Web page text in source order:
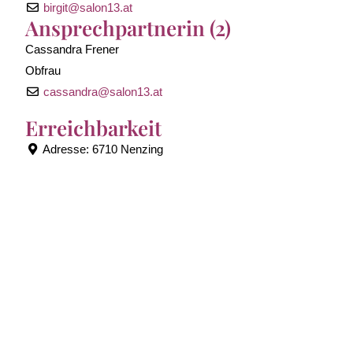
birgit@salon13.at
Ansprechpartnerin (2)
Cassandra Frener
Obfrau
cassandra@salon13.at
Erreichbarkeit
Adresse:6710 Nenzing